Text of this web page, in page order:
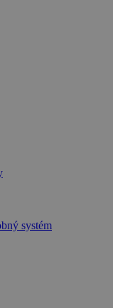
systém